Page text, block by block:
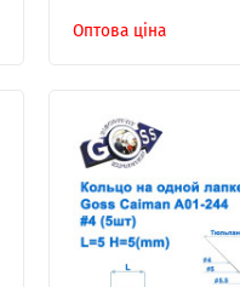
Оптова ціна